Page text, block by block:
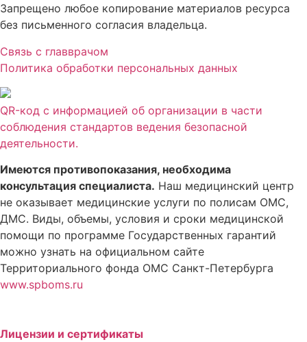
Запрещено любое копирование материалов ресурса
без письменного согласия владельца.
Связь с главврачом
Политика обработки персональных данных
QR-код с информацией об организации в части
соблюдения стандартов ведения безопасной
деятельности.
Имеются противопоказания, необходима
консультация специалиста. Наш медицинский центр
не оказывает медицинские услуги по полисам ОМС,
ДМС. Виды, объемы, условия и сроки медицинской
помощи по программе Государственных гарантий
можно узнать на официальном сайте
Территориального фонда ОМС Санкт-Петербурга
www.spboms.ru
Лицензии и сертификаты